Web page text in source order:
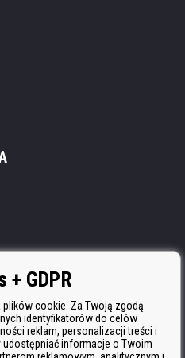
+ GDPR
cookie. Za Twoją zgodą
identyfikatorów do celów
reklam, personalizacji treści i
informacje o Twoim